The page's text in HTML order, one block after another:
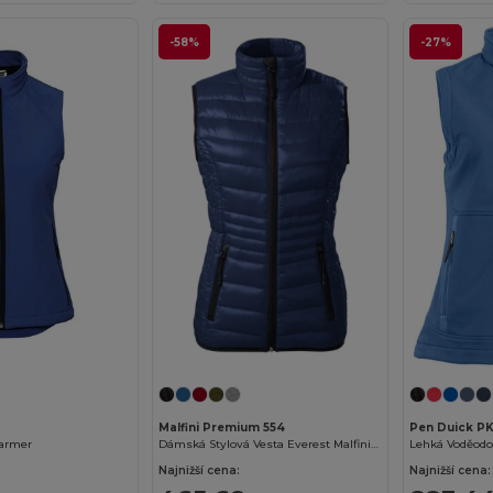
-58%
Malfini Premium 554
Dámská Stylová Vesta Everest MalfiniPremium
Najnižší cena:
-27%
Pen Duick
Lehká
Najnižší cena: